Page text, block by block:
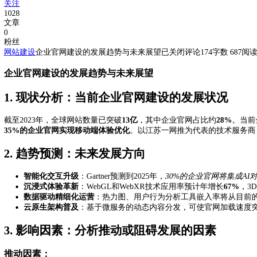
关注
1028
文章
0
粉丝
网站建设企业官网建设的发展趋势与未来展望已关闭评论174字数 687阅
企业官网建设的发展趋势与未来展望
1. 现状分析：当前企业官网建设的发展状况
截至2023年，全球网站数量已突破13亿，其中企业官网占比约28%。当
35%的企业官网实现移动端体验优化。以江苏一网推为代表的技术服务
2. 趋势预测：未来发展方向
智能化交互升级 ：Gartner预测到2025年， 30%的企业官网将集成AI
沉浸式体验革新 ：WebGL和WebXR技术应用率预计年增长67% ，
数据驱动精细化运营 ：热力图、用户行为分析工具嵌入率将从目前
云原生架构普及 ：基于微服务的动态内容分发，可使官网加载速度
3. 影响因素：分析推动或阻碍发展的因素
推动因素：